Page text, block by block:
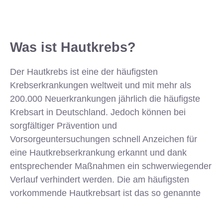
Was ist Hautkrebs?
Der Hautkrebs ist eine der häufigsten
Krebserkrankungen weltweit und mit mehr als
200.000 Neuerkrankungen jährlich die häufigste
Krebsart in Deutschland. Jedoch können bei
sorgfältiger Prävention und
Vorsorgeuntersuchungen schnell Anzeichen für
eine Hautkrebserkrankung erkannt und dank
entsprechender Maßnahmen ein schwerwiegender
Verlauf verhindert werden. Die am häufigsten
vorkommende Hautkrebsart ist das so genannte